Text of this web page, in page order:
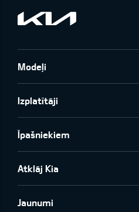
Modeļi
Izplatītāji
Īpašniekiem
Atklāj Kia
Jaunumi